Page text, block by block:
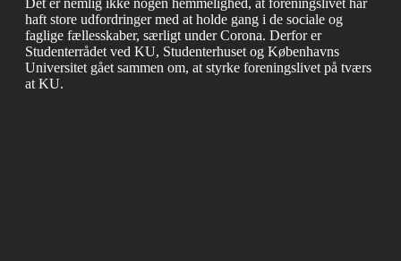
haft store udfordringer med at holde gang i de sociale og
faglige fællesskaber, særligt under Corona. Derfor er
Studenterrådet ved KU, Studenterhuset og Københavns
Universitet gået sammen om, at styrke foreningslivet på tværs
at KU.